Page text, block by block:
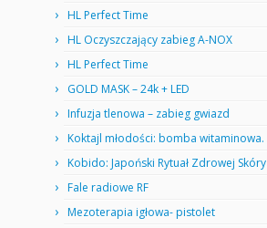
HL Perfect Time
HL Oczyszczający zabieg A-NOX
HL Perfect Time
GOLD MASK – 24k + LED
Infuzja tlenowa – zabieg gwiazd
Koktajl młodości: bomba witaminowa.
Kobido: Japoński Rytuał Zdrowej Skóry
Fale radiowe RF
Mezoterapia igłowa- pistolet